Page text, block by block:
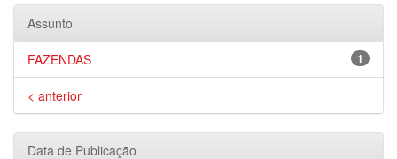
Assunto
1
FAZENDAS
< anterior
Data de Publicação